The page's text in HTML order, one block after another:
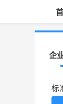
企
标